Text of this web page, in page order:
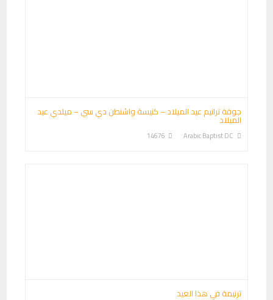
جوقة ترانيم عيد الميلاد – كنيسة واشنطن دي سي – ميلدي عيد
الميلاد
Arabic Baptist DC
14676
ترنيمة في هذا العيد